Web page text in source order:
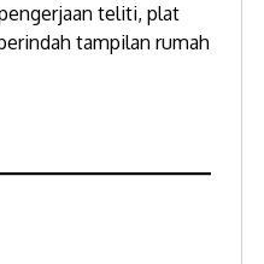
teliti, plat
tampilan rumah